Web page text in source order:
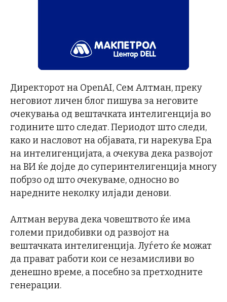
Директорот на OpenAI, Сем Алтман, преку
неговиот личен блог пишува за неговите
очекувања од вештачката интелигенција во
годините што следат. Периодот што следи,
како и насловот на објавата, ги нарекува Ера
на интелигенцијата, а очекува дека развојот
на ВИ ќе дојде до суперинтелигенција многу
побрзо од што очекуваме, односно во
наредните неколку илјади денови.
Алтман верува дека човештвото ќе има
големи придобивки од развојот на
вештачката интелигенција. Луѓето ќе можат
да прават работи кои се незамисливи во
денешно време, а посебно за претходните
генерации.